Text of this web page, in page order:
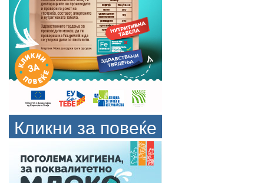
Кликни за повеќе